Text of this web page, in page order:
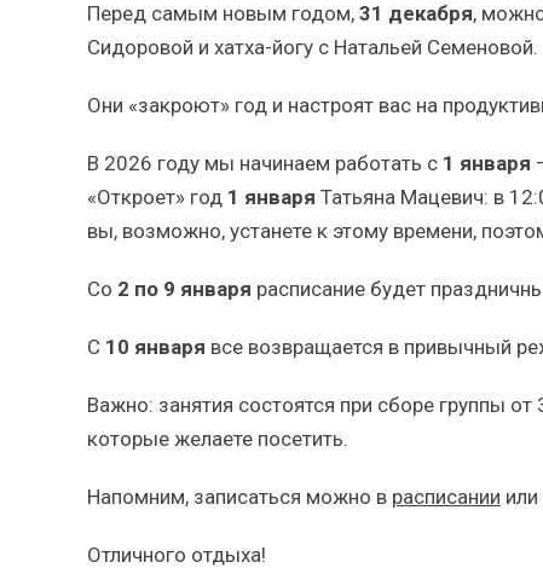
Перед самым новым годом, 31 декабря,
Сидоровой и хатха-йогу с Натальей Семеновой.
Они «закроют» год и настроят вас на
В 2026 году мы начинаем работать с 1 января
«Откроет» год 1 января Татьяна Мацевич: в
вы, возможно, устанете к этому времени,
Со 2 по 9 января расписание будет
С 10 января все возвращается в привычный
Важно: занятия состоятся при сборе группы
которые желаете посетить.
Напомним, записаться можно в расписании
Отличного отдыха!